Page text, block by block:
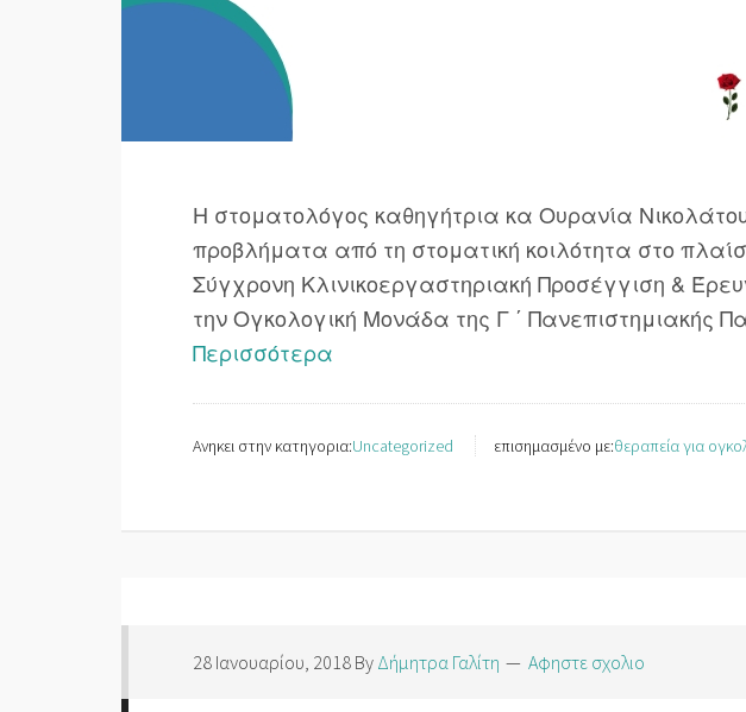
Η στοματολόγος καθηγήτρια κα Ουρανία
προβλήματα από τη στοματική κοιλότητα στο
Σύγχρονη Κλινικοεργαστηριακή Προσέγγιση &
την Ογκολογική Μονάδα της Γ ΄ Πανεπιστημιακής
Περισσότερα
Ανηκει στην κατηγορια:Uncategorized επισημασμένο με:θεραπεία για
28 Ιανουαρίου, 2018 By Δήμητρα Γαλίτη Αφηστε σχολιο